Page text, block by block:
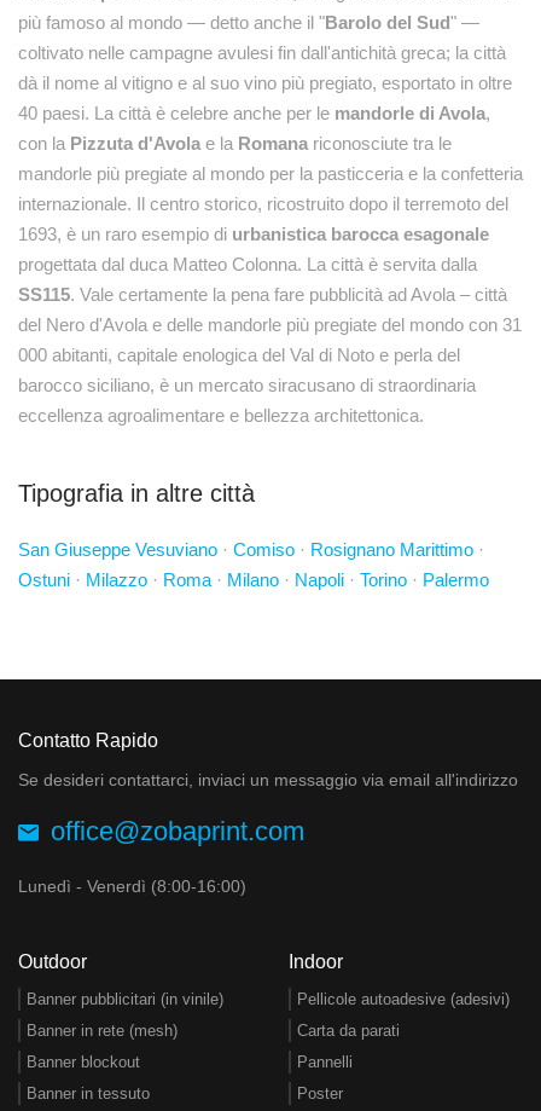
più famoso al mondo — detto anche il "Barolo del Sud" —
coltivato nelle campagne avulesi fin dall'antichità greca; la città
dà il nome al vitigno e al suo vino più pregiato, esportato in oltre
40 paesi. La città è celebre anche per le mandorle di Avola,
con la Pizzuta d'Avola e la Romana riconosciute tra le
mandorle più pregiate al mondo per la pasticceria e la confetteria
internazionale. Il centro storico, ricostruito dopo il terremoto del
1693, è un raro esempio di urbanistica barocca esagonale
progettata dal duca Matteo Colonna. La città è servita dalla
SS115. Vale certamente la pena fare pubblicità ad Avola – città
del Nero d'Avola e delle mandorle più pregiate del mondo con 31
000 abitanti, capitale enologica del Val di Noto e perla del
barocco siciliano, è un mercato siracusano di straordinaria
eccellenza agroalimentare e bellezza architettonica.
Tipografia in altre città
San Giuseppe Vesuviano · Comiso · Rosignano Marittimo ·
Ostuni · Milazzo · Roma · Milano · Napoli · Torino · Palermo
Contatto Rapido
Se desideri contattarci, inviaci un messaggio via email all'indirizzo
office@zobaprint.com
Lunedì - Venerdì (8:00-16:00)
Outdoor
Banner pubblicitari (in vinile)
Banner in rete (mesh)
Banner blockout
Banner in tessuto
Indoor
Pellicole autoadesive (adesivi)
Carta da parati
Pannelli
Poster